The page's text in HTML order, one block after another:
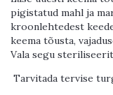
pigistatud mahl ja
kroonlehtedest
keema tõusta,
Vala segu
Tarvitada tervise